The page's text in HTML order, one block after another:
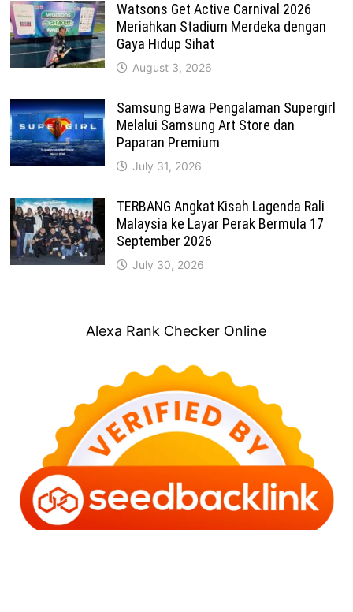
Watsons Get Active Carnival 2026
Meriahkan Stadium Merdeka dengan
Gaya Hidup Sihat
August 3, 2026
Samsung Bawa Pengalaman Supergirl
Melalui Samsung Art Store dan
Paparan Premium
July 31, 2026
TERBANG Angkat Kisah Lagenda Rali
Malaysia ke Layar Perak Bermula 17
September 2026
July 30, 2026
Alexa Rank Checker Online